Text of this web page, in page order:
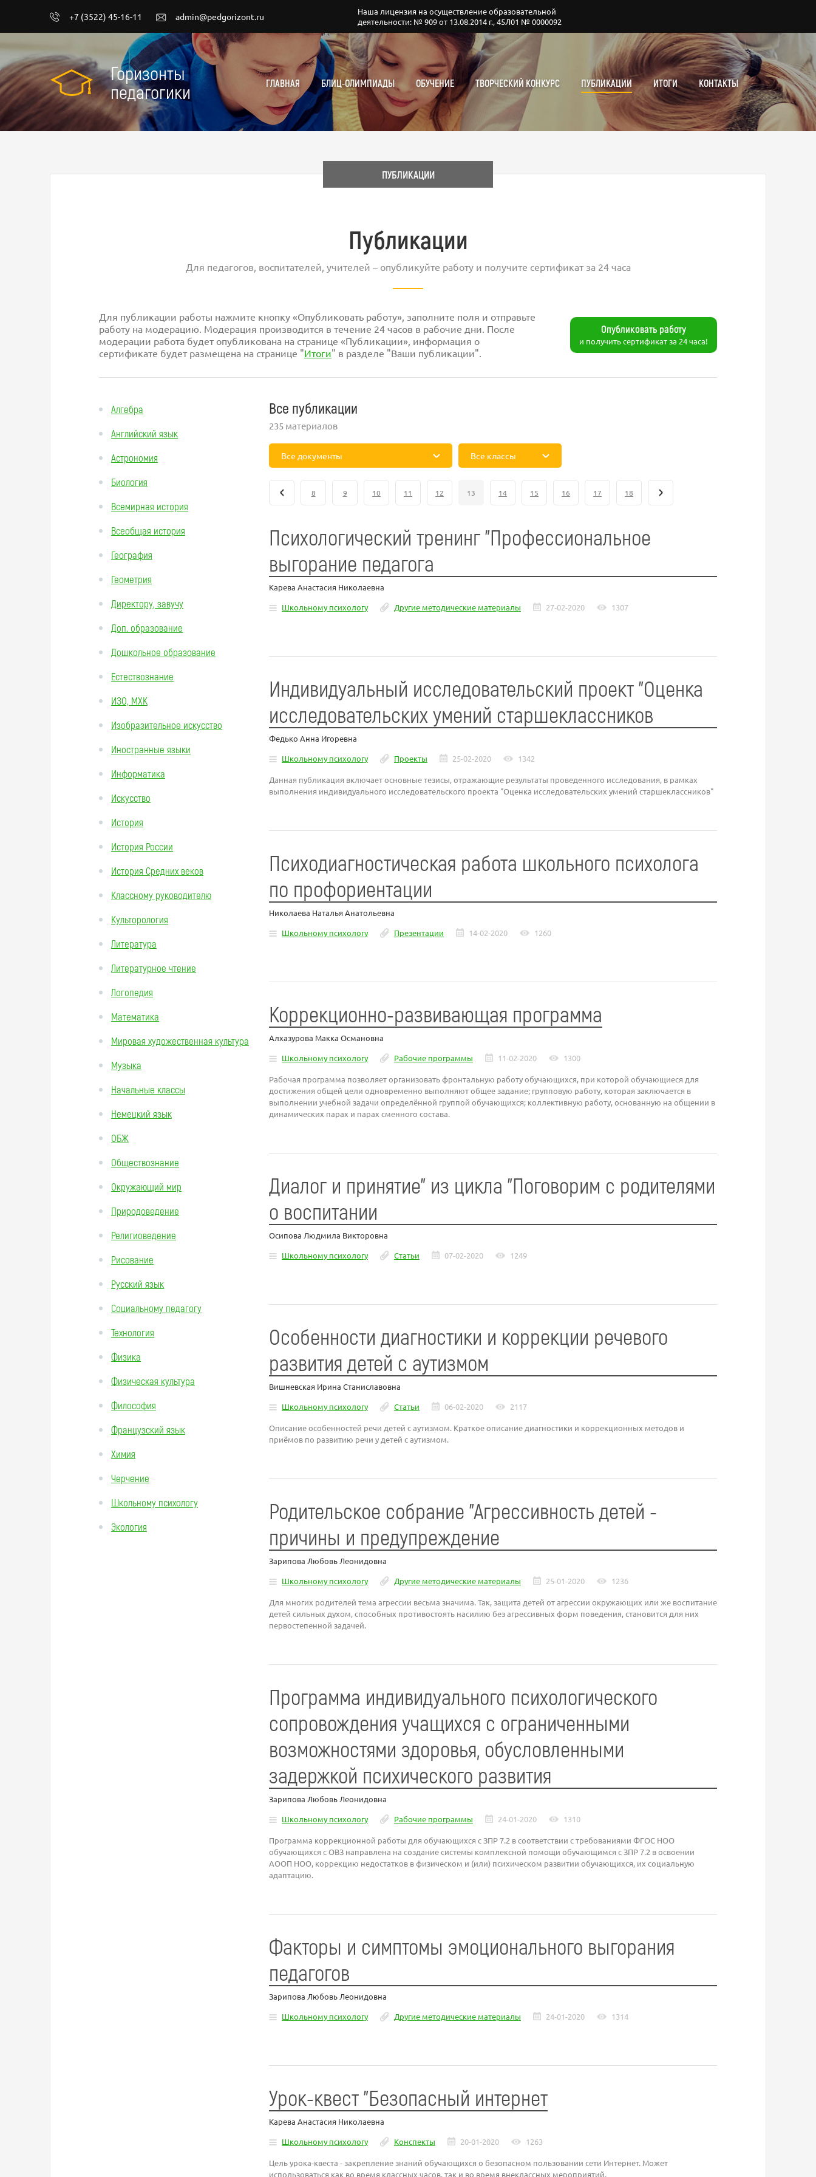
+7 (3522) 45-16-11 admin@pedgorizont.ru
Наша лицензия на осуществление образовательной
деятельности: № 909 от 13.08.2014 г., 45Л01 № 0000092
Горизонты
педагогики
ГЛАВНАЯ БЛИЦ-ОЛИМПИАДЫ ОБУЧЕНИЕ ТВОРЧЕСКИЙ КОНКУРС ПУБЛИКАЦИИ ИТОГИ КОНТАКТЫ
ПУБЛИКАЦИИ
Публикации
Для педагогов, воспитателей, учителей – опубликуйте работу и получите сертификат за 24 часа
Для публикации работы нажмите кнопку «Опубликовать работу», заполните поля и отправьте
работу на модерацию. Модерация производится в течение 24 часов в рабочие дни. После
модерации работа будет опубликована на странице «Публикации», информация о
сертификате будет размещена на странице "Итоги" в разделе "Ваши публикации".
Опубликовать работу
и получить сертификат за 24 часа!
Алгебра
Английский язык
Астрономия
Биология
Всемирная история
Всеобщая история
География
Геометрия
Директору, завучу
Доп. образование
Дошкольное образование
Естествознание
ИЗО, МХК
Изобразительное искусство
Иностранные языки
Информатика
Искусство
История
История России
История Средних веков
Классному руководителю
Культорология
Литература
Литературное чтение
Логопедия
Математика
Мировая художественная культура
Музыка
Начальные классы
Немецкий язык
ОБЖ
Обществознание
Окружающий мир
Природоведение
Религиоведение
Рисование
Русский язык
Социальному педагогу
Технология
Физика
Физическая культура
Философия
Французский язык
Химия
Черчение
Школьному психологу
Экология
Все публикации
235 материалов
Все документы Все классы
8 9 10 11 12 13 14 15 16 17 18
Психологический тренинг "Профессиональное
выгорание педагога
Карева Анастасия Николаевна
Школьному психологу
Другие методические материалы 27-02-2020 1307
Индивидуальный исследовательский проект "Оценка
исследовательских умений старшеклассников
Федько Анна Игоревна
Школьному психологу
Проекты 25-02-2020 1342
Данная публикация включает основные тезисы, отражающие результаты проведенного исследования, в рамках
выполнения индивидуального исследовательского проекта "Оценка исследовательских умений старшеклассников"
Психодиагностическая работа школьного психолога
по профориентации
Николаева Наталья Анатольевна
Школьному психологу
Презентации 14-02-2020 1260
Коррекционно-развивающая программа
Алхазурова Макка Османовна
Школьному психологу
Рабочие программы 11-02-2020 1300
Рабочая программа позволяет организовать фронтальную работу обучающихся, при которой обучающиеся для
достижения общей цели одновременно выполняют общее задание; групповую работу, которая заключается в
выполнении учебной задачи определённой группой обучающихся; коллективную работу, основанную на общении в
динамических парах и парах сменного состава.
Диалог и принятие" из цикла "Поговорим с родителями
о воспитании
Осипова Людмила Викторовна
Школьному психологу
Статьи 07-02-2020 1249
Особенности диагностики и коррекции речевого
развития детей с аутизмом
Вишневская Ирина Станиславовна
Школьному психологу
Статьи 06-02-2020 2117
Описание особенностей речи детей с аутизмом. Краткое описание диагностики и коррекционных методов и
приёмов по развитию речи у детей с аутизмом.
Родительское собрание "Агрессивность детей -
причины и предупреждение
Зарипова Любовь Леонидовна
Школьному психологу
Другие методические материалы 25-01-2020 1236
Для многих родителей тема агрессии весьма значима. Так, защита детей от агрессии окружающих или же воспитание
детей сильных духом, способных противостоять насилию без агрессивных форм поведения, становится для них
первостепенной задачей.
Программа индивидуального психологического
сопровождения учащихся с ограниченными
возможностями здоровья, обусловленными
задержкой психического развития
Зарипова Любовь Леонидовна
Школьному психологу
Рабочие программы 24-01-2020 1310
Программа коррекционной работы для обучающихся с ЗПР 7.2 в соответствии с требованиями ФГОС НОО
обучающихся с ОВЗ направлена на создание системы комплексной помощи обучающимся с ЗПР 7.2 в освоении
АООП НОО, коррекцию недостатков в физическом и (или) психическом развитии обучающихся, их социальную
адаптацию.
Факторы и симптомы эмоционального выгорания
педагогов
Зарипова Любовь Леонидовна
Школьному психологу
Другие методические материалы 24-01-2020 1314
Урок-квест "Безопасный интернет
Карева Анастасия Николаевна
Школьному психологу
Конспекты 20-01-2020 1263
Цель урока-квеста - закрепление знаний обучающихся о безопасном пользовании сети Интернет. Может
использоваться как во время классных часов, так и во время внеклассных мероприятий.